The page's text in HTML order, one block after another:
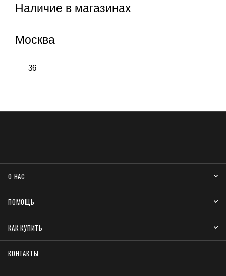
Наличие в магазинах
Москва
36
О НАС
ПОМОЩЬ
КАК КУПИТЬ
КОНТАКТЫ